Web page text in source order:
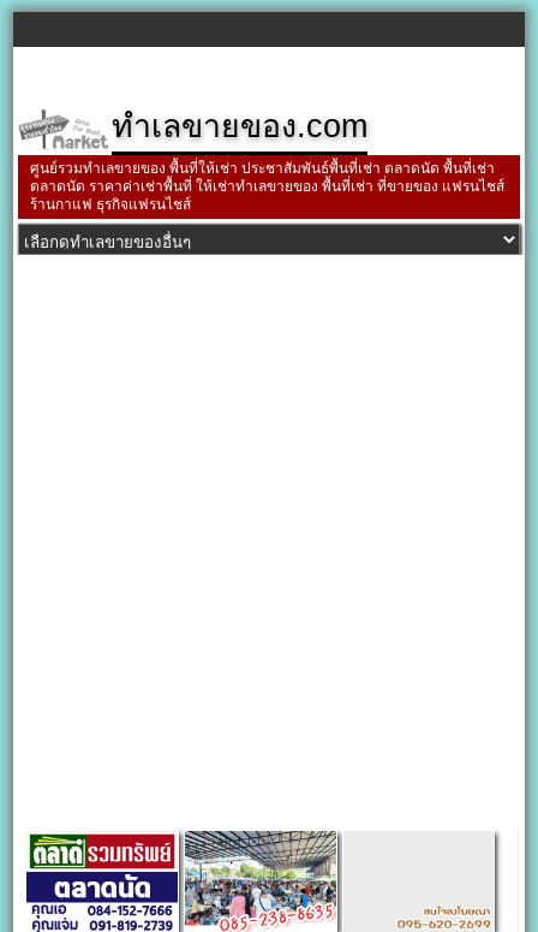
ทำเลขายของ.com
ศูนย์รวมทำเลขายของ พื้นที่ให้เช่า ประชาสัมพันธ์พื้นที่เช่า ตลาดนัด พื้นที่เช่า
ตลาดนัด ราคาค่าเช่าพื้นที่ ให้เช่าทำเลขายของ พื้นที่เช่า ที่ขายของ แฟรนไชส์
ร้านกาแฟ ธุรกิจแฟรนไชส์